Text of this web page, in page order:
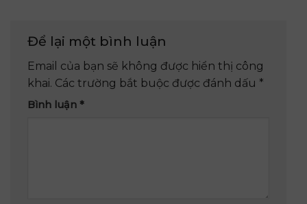
Để lại một bình luận
Email của bạn sẽ không được hiển thị công
khai. Các trường bắt buộc được đánh dấu *
Bình luận *